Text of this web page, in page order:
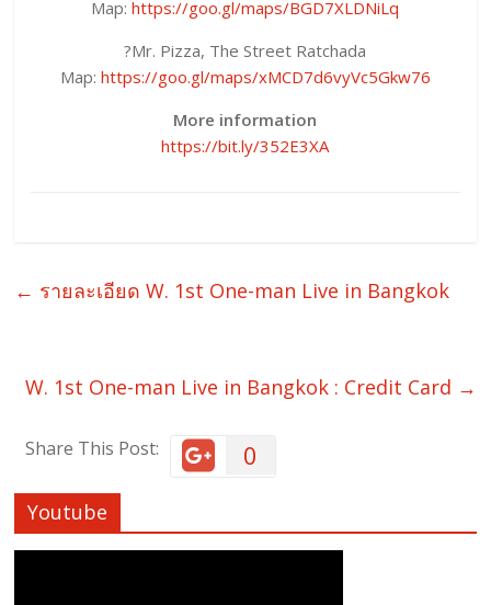
Map:https://goo.gl/maps/BGD7XLDNiLq
?Mr. Pizza, The Street Ratchada
Map: https://goo.gl/maps/xMCD7d6vyVc5Gkw76
More information
https://bit.ly/352E3XA
← รายละเอียด W. 1st One-man Live in Bangkok
W. 1st One-man Live in Bangkok : Credit Card →
Share This Post: 0
Youtube